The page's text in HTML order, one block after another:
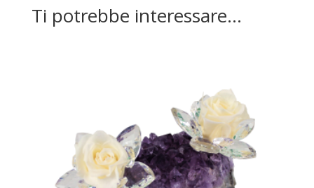
Ti potrebbe interessare…